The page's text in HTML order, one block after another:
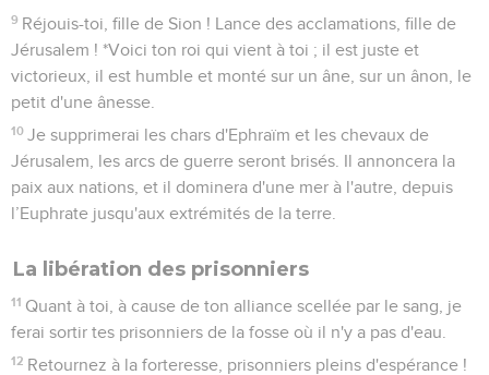
9 Réjouis-toi, fille de Sion ! Lance des acclamations, fille de
Jérusalem ! *Voici ton roi qui vient à toi ; il est juste et
victorieux, il est humble et monté sur un âne, sur un ânon, le
petit d'une ânesse.
10 Je supprimerai les chars d'Ephraïm et les chevaux de
Jérusalem, les arcs de guerre seront brisés. Il annoncera la
paix aux nations, et il dominera d'une mer à l'autre, depuis
l’Euphrate jusqu'aux extrémités de la terre.
La libération des prisonniers
11 Quant à toi, à cause de ton alliance scellée par le sang, je
ferai sortir tes prisonniers de la fosse où il n'y a pas d'eau.
12 Retournez à la forteresse, prisonniers pleins d'espérance !